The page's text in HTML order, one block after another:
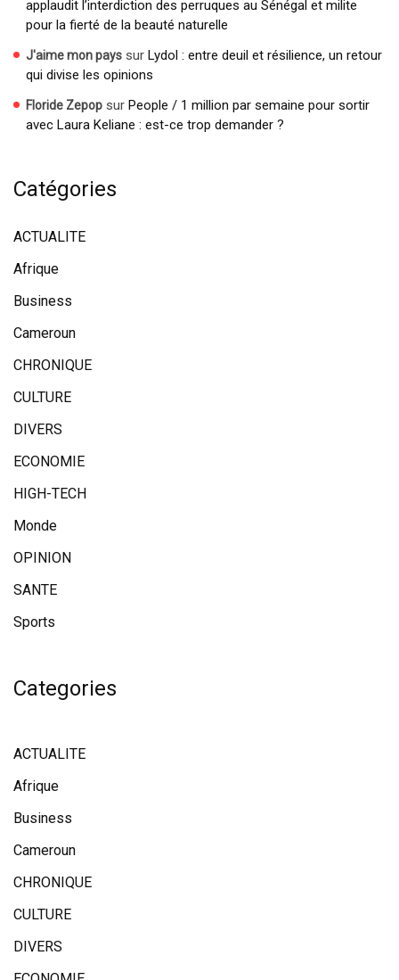
applaudit l’interdiction des perruques au Sénégal et milite
pour la fierté de la beauté naturelle
J'aime mon pays sur Lydol : entre deuil et résilience, un retour
qui divise les opinions
Floride Zepop sur People / 1 million par semaine pour sortir
avec Laura Keliane : est-ce trop demander ?
Catégories
ACTUALITE
Afrique
Business
Cameroun
CHRONIQUE
CULTURE
DIVERS
ECONOMIE
HIGH-TECH
Monde
OPINION
SANTE
Sports
Categories
ACTUALITE
Afrique
Business
Cameroun
CHRONIQUE
CULTURE
DIVERS